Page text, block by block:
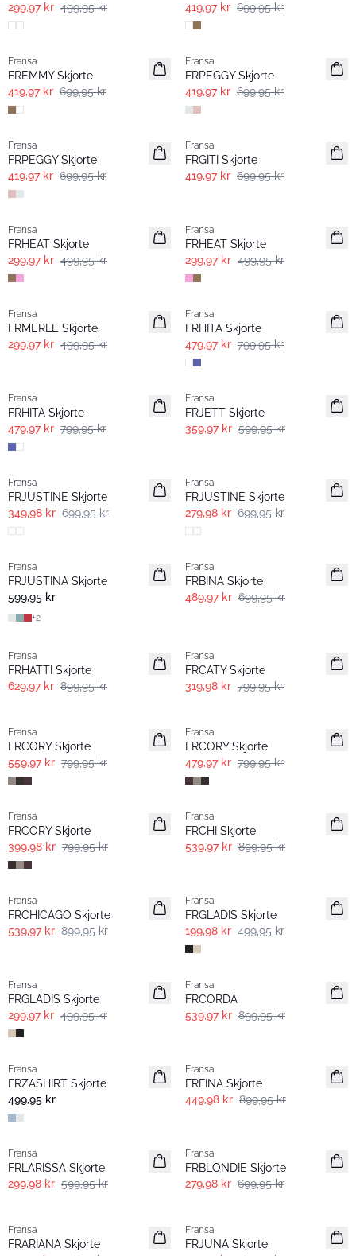
299,97 kr 499,95 kr
419,97 kr 699,95 kr
- 40% | Salg
Fransa
FREMMY Skjorte
419,97 kr 699,95 kr
- 40% | Salg
Fransa
FRPEGGY Skjorte
419,97 kr 699,95 kr
- 40% | Salg
Fransa
FRPEGGY Skjorte
419,97 kr 699,95 kr
- 40% | Salg
Fransa
FRGITI Skjorte
419,97 kr 699,95 kr
- 40% | Salg
Fransa
FRHEAT Skjorte
299,97 kr 499,95 kr
Fransa
FRHEAT Skjorte
299,97 kr 499,95 kr
Extended size
- 40% | Salg
Fransa
FRMERLE Skjorte
299,97 kr 499,95 kr
- 40% | Salg
Fransa
FRHITA Skjorte
479,97 kr 799,95 kr
Fransa
FRHITA Skjorte
479,97 kr 799,95 kr
- 40% | Salg
Fransa
FRJETT Skjorte
359,97 kr 599,95 kr
- 50%
Fransa
FRJUSTINE Skjorte
349,98 kr 699,95 kr
Fransa
FRJUSTINE Skjorte
279,98 kr 699,95 kr
Basic
Fransa
FRJUSTINA Skjorte
599,95 kr
+2
-30%
Fransa
FRBINA Skjorte
489,97 kr 699,95 kr
Fransa
FRHATTI Skjorte
629,97 kr 899,95 kr
Fransa
FRCATY Skjorte
319,98 kr 799,95 kr
Fransa
FRCORY Skjorte
559,97 kr 799,95 kr
Fransa
FRCORY Skjorte
479,97 kr 799,95 kr
- 50%
Fransa
FRCORY Skjorte
399,98 kr 799,95 kr
- 40% | Salg
Fransa
FRCHI Skjorte
539,97 kr 899,95 kr
- 40% | Salg
Fransa
FRCHICAGO Skjorte
539,97 kr 899,95 kr
Fransa
FRGLADIS Skjorte
199,98 kr 499,95 kr
Fransa
FRGLADIS Skjorte
299,97 kr 499,95 kr
- 40% | Salg
Fransa
FRCORDA
539,97 kr 899,95 kr
Basic
Fransa
FRZASHIRT Skjorte
499,95 kr
Fransa
FRFINA Skjorte
449,98 kr 899,95 kr
- 50%
Fransa
FRLARISSA Skjorte
299,98 kr 599,95 kr
Fransa
FRBLONDIE Skjorte
279,98 kr 699,95 kr
Fransa
FRARIANA Skjorte
Fransa
FRJUNA Skjorte